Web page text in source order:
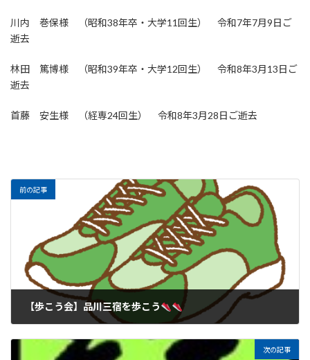
川内 巻保様 （昭和38年卒・大学11回生） 令和7年7月9日ご
逝去
林田 篤博様 （昭和39年卒・大学12回生） 令和8年3月13日ご
逝去
首藤 安生様 （経専24回生） 令和8年3月28日ご逝去
前の記事
【歩こう会】品川三宿を歩こう
次の記事